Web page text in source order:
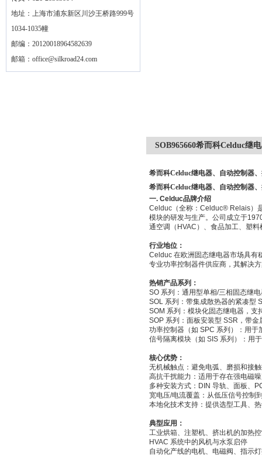
地址：上海市浦东新区川沙王桥路999号
1034-1035幢
邮编：20120018964582639
邮箱： office@silkroad24.com
SOB965660希而科Celduc继
希而科Celduc继电器、自动控制器
希而科Celduc继电器、自动控制器
一. Celduc品牌介绍
Celduc （全称： Celduc® Relais）
模块的研发与生产。公司成立于
通空调（ HVAC ）、食品加工、塑
行业地位：
Celduc 在欧洲固态继电器市场具有
专业功率控制器件供应商，其解决
热销产品系列：
SO 系列：通用型单相/三相固态继
SOL 系列：带集成散热器的紧凑型
SOM 系列：模块化固态继电器，支
SOP 系列：面板安装型 SSR ，带
功率控制器（如 SPC 系列）：用于
信号隔离模块（如 SIS 系列）：用于
核心优势：
无机械触点：避免电弧、磨损和接
高抗干扰能力：适用于存在强电磁
多种安装方式： DIN 导轨、面板、
宽电压/电流覆盖：从低压信号控制
本地化技术支持：提供选型工具、
典型应用：
工业烘箱、注塑机、挤出机的加热
HVAC 系统中的风机与水泵启停
自动化产线的电机、电磁阀、指示